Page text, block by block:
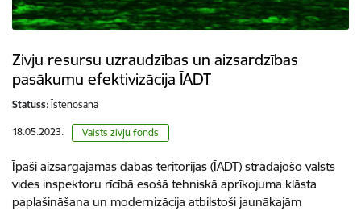
Zivju resursu uzraudzības un aizsardzības
pasākumu efektivizācija ĪADT
Statuss: Īstenošanā
18.05.2023. Valsts zivju fonds
Īpaši aizsargājamās dabas teritorijās (ĪADT) strādājošo valsts
vides inspektoru rīcībā esošā tehniskā aprīkojuma klāsta
paplašināšana un modernizācija atbilstoši jaunākajām